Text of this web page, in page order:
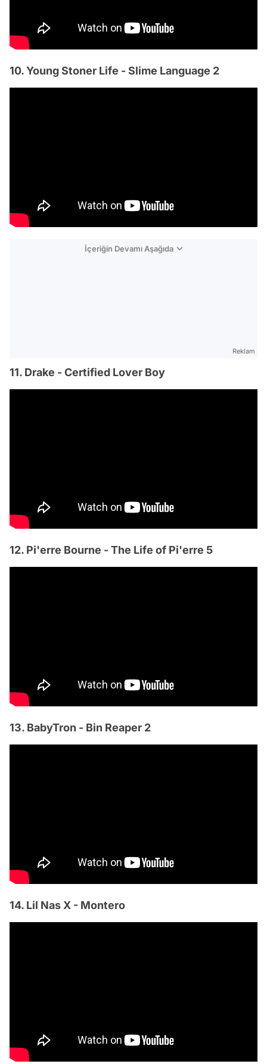
10. Young Stoner Life - Slime Language 2
İçeriğin Devamı Aşağıda
Reklam
11. Drake - Certified Lover Boy
12. Pi'erre Bourne - The Life of Pi'erre 5
13. BabyTron - Bin Reaper 2
14. Lil Nas X - Montero